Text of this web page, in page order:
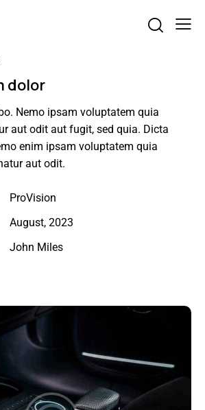
dolor
Nemo ipsam voluptatem quia
aut odit aut fugit, sed quia. Dicta
enim ipsam voluptatem quia
aut odit.
ProVision
August, 2023
John Miles